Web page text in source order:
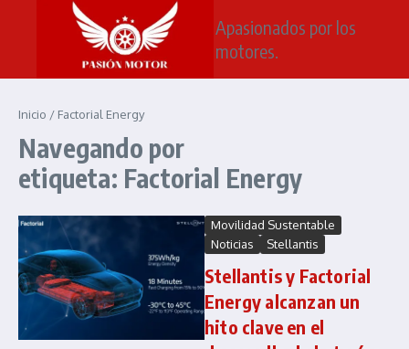
Saltar al contenido
Apasionados por los
motores.
Inicio / Factorial Energy
Navegando por
etiqueta: Factorial Energy
Movilidad Sustentable
Noticias
Stellantis
Stellantis y Factorial
Energy alcanzan un
hito clave en el